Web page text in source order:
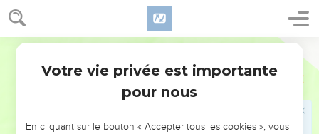
Marc 7
30 Et quand elle rentra dans sa maison, elle trouva que
l’enfant était étendue sur le lit, et que le démon était sorti.
Jésus guérit un homme sourd et muet
Jésus quitta la contrée de Tyr et revint par Sidon vers la
On lui amena un sourd qui avait de la difficulté à parler, et
Votre vie privée est importante
pour nous
En cliquant sur le bouton « Accepter tous les cookies », vous